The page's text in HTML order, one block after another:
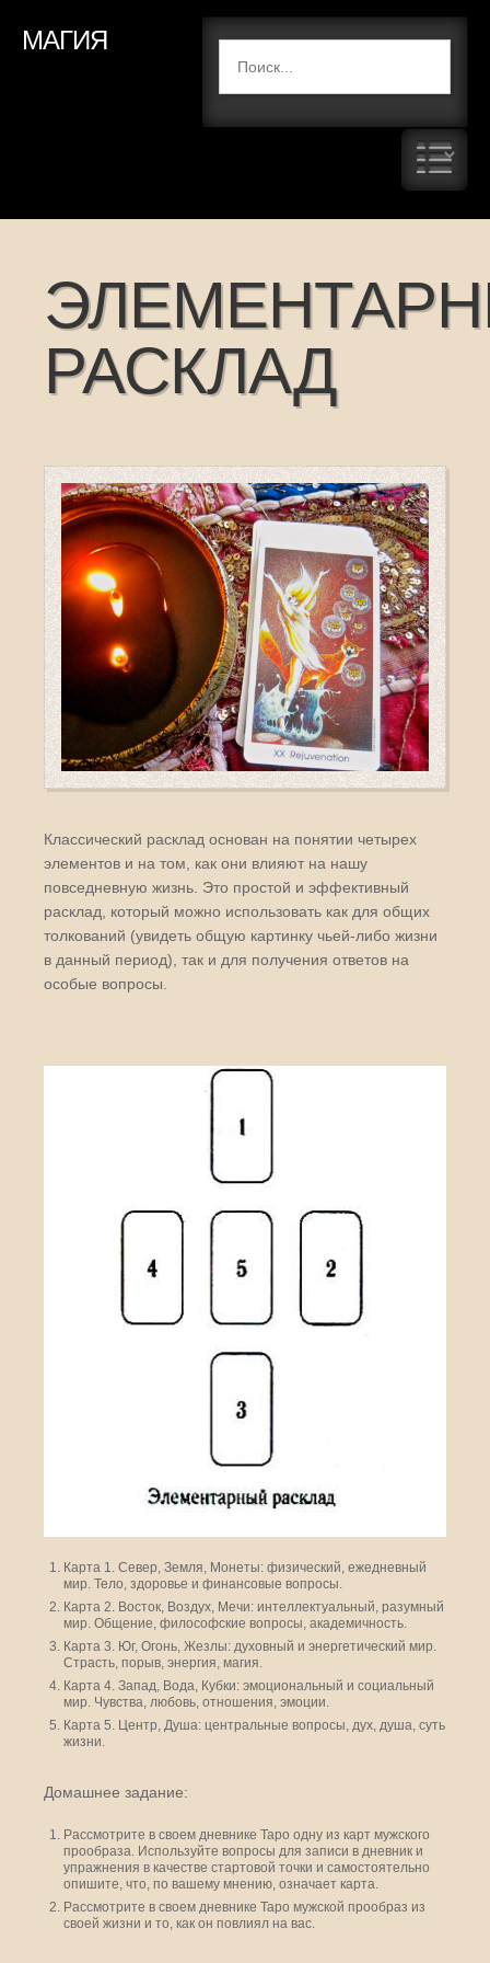
МАГИЯ
РАСКЛАД
Классический расклад основан на понятии четырех
элементов и на том, как они влияют на нашу
повседневную жизнь. Это простой и эффективный
расклад, который можно использовать как для общих
толкований (увидеть общую картинку чьей-либо жизни
в данный период), так и для получения ответов на
особые вопросы.
Карта 1. Север, Земля, Монеты: физический, ежедневный
мир. Тело, здоровье и финансовые вопросы.
Карта 2. Восток, Воздух, Мечи: интеллектуальный, разумный
мир. Общение, философские вопросы, академичность.
Карта 3. Юг, Огонь, Жезлы: духовный и энергетический мир.
Страсть, порыв, энергия, магия.
Карта 4. Запад, Вода, Кубки: эмоциональный и социальный
мир. Чувства, любовь, отношения, эмоции.
Карта 5. Центр, Душа: центральные вопросы, дух, душа, суть
жизни.
Домашнее задание:
Рассмотрите в своем дневнике Таро одну из карт мужского
прообраза. Используйте вопросы для записи в дневник и
упражнения в качестве стартовой точки и самостоятельно
опишите, что, по вашему мнению, означает карта.
Рассмотрите в своем дневнике Таро мужской прообраз из
своей жизни и то, как он повлиял на вас.